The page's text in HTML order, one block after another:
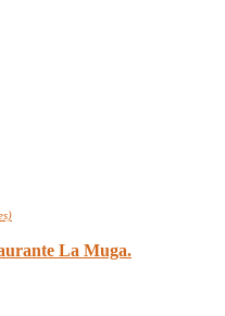
La Muga.